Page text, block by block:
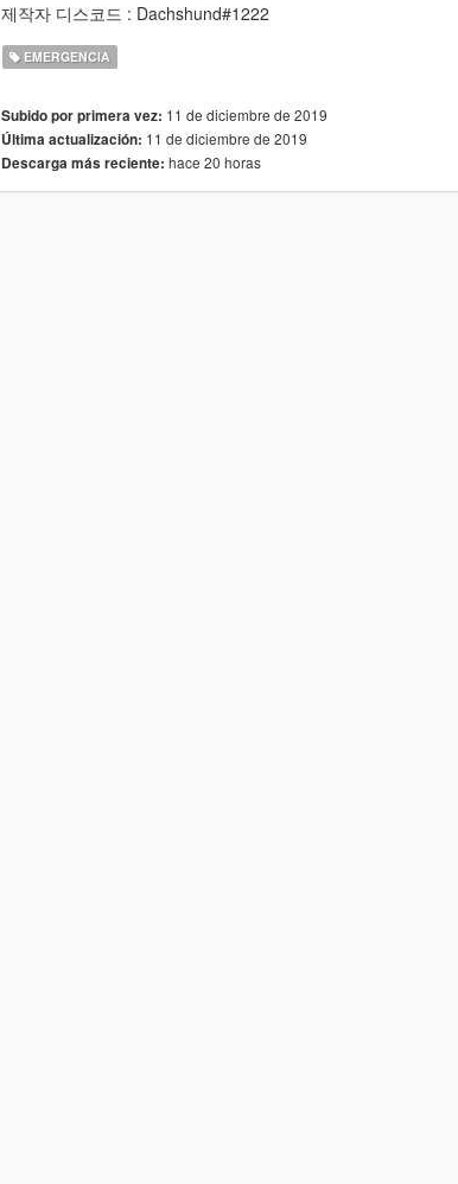
제작자 디스코드 : Dachshund#1222
EMERGENCIA
Subido por primera vez: 11 de diciembre de 2019
Última actualización: 11 de diciembre de 2019
Descarga más reciente: hace 20 horas